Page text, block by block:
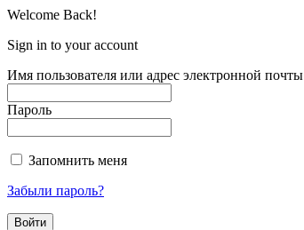
Welcome Back!
Sign in to your account
Имя пользователя или адрес электронной почты
Пароль
Запомнить меня
Забыли пароль?